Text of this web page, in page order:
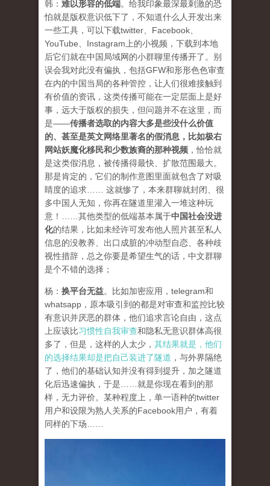
韩： 难以形容的低端。给我印象最深最刺激的恐
怕就是版权意识低下了，不知道什么人开发出来
一些工具，可以下载twitter、Facebook、
YouTube、Instagram上的小视频，下载到本地
后它们就在中国局域网的小群聊里传播开了。别
误会我对此没有偏执，包括GFW和形形色色审查
在内的中国当局的各种管控，让人们很难接触到
有价值的资讯，这类传播可能在一定层面上是好
事，远大于版权的损失，但问题并不在这里，而
是——传播者选取的内容大多是些没什么价值
的、甚至是英文网络里著名的假消息，比如极右
网站妖魔化移民和少数族裔的那种视频 ，恰恰就
是这类假消息，被传播得最快、扩散范围最大。
那是肯定的，它们的制作意图里面就包含了对吸
睛度的追求…… 这就惨了，本来群聊就封闭、很
多中国人无知，你再在隧道里灌入一堆这种玩
意！……其他类型的低端基本属于中国社会没进
化的结果，比如未经许可发布他人照片甚至私人
信息的没教养、出口成脏的冲动型自恋、各种歧
视性措辞，总之你要是希望生气的话，中文群聊
是个不错的选择；
杨： 换平台无益。比如加密应用，telegram和
whatsapp，原本吸引到的都是对审查和监控比较
有意识并厌恶的群体，他们追求言论自由，这点
上应该比习惯性自我审查和隐私无意识群体高很
多了，但是，这样的人太少， 其结果就是，他们
的选择结果却是把自己装进了隧道 ，与外界隔绝
了，他们的基础认知并没有得到提升，加之隧道
化后迅速偏执，于是……就是你现在看到的那
样，无力评价。某种程度上，单一语种的twitter
用户和设限为熟人关系的Facebook用户，有着
同样的下场……